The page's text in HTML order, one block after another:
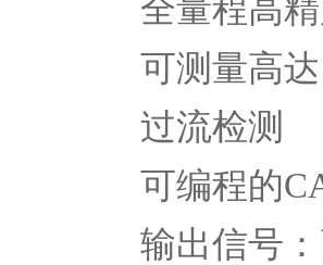
全量程高
可测量高
过流检测
可编程的
输出信号